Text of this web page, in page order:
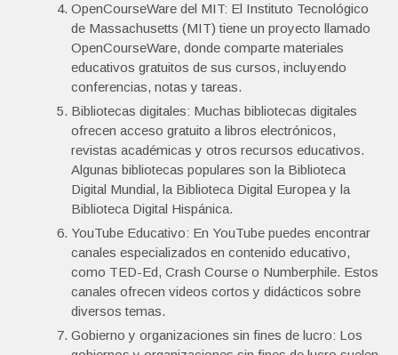
OpenCourseWare del MIT: El Instituto Tecnológico
de Massachusetts (MIT) tiene un proyecto llamado
OpenCourseWare, donde comparte materiales
educativos gratuitos de sus cursos, incluyendo
conferencias, notas y tareas.
Bibliotecas digitales: Muchas bibliotecas digitales
ofrecen acceso gratuito a libros electrónicos,
revistas académicas y otros recursos educativos.
Algunas bibliotecas populares son la Biblioteca
Digital Mundial, la Biblioteca Digital Europea y la
Biblioteca Digital Hispánica.
YouTube Educativo: En YouTube puedes encontrar
canales especializados en contenido educativo,
como TED-Ed, Crash Course o Numberphile. Estos
canales ofrecen videos cortos y didácticos sobre
diversos temas.
Gobierno y organizaciones sin fines de lucro: Los